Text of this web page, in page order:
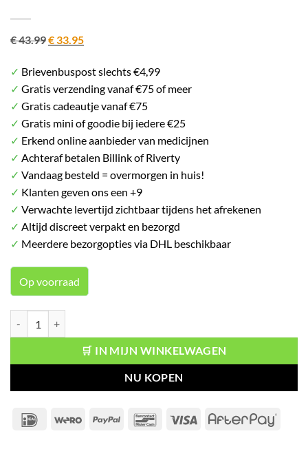
€43.99Oorspronkelijke
was:
€ 43.99.
€33.95Huidige
is:
€ 33.95.
✓ Brievenbuspost slechts €4,99
✓ Gratis verzending vanaf €75 of meer
✓ Gratis cadeautje vanaf €75
✓ Gratis mini of goodie bij iedere €25
✓ Erkend online aanbieder van medicijnen
✓ Achteraf betalen Billink of Riverty
✓ Vandaag besteld = overmorgen in huis!
✓ Klanten geven ons een +9
✓ Verwachte levertijd zichtbaar tijdens het afrekenen
✓ Altijd discreet verpakt en bezorgd
✓ Meerdere bezorgopties via DHL beschikbaar
Op voorraad
🛒 IN MIJN WINKELWAGEN
NU KOPEN
IDeal Wero PayPal Bancontact
Visa